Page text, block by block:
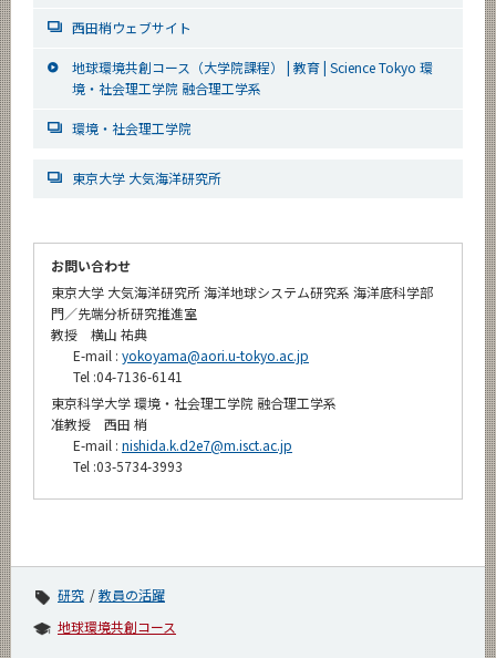
西田梢ウェブサイト
地球環境共創コース（大学院課程） | 教育 | Science Tokyo 環
境・社会理工学院 融合理工学系
環境・社会理工学院
東京大学 大気海洋研究所
お問い合わせ
東京大学 大気海洋研究所 海洋地球システム研究系 海洋底科学部
門／先端分析研究推進室
教授 横山 祐典
E-mail : yokoyama@aori.u-tokyo.ac.jp
Tel :04-7136-6141
東京科学大学 環境・社会理工学院 融合理工学系
准教授 西田 梢
E-mail : nishida.k.d2e7@m.isct.ac.jp
Tel :03-5734-3993
研究
教員の活躍
地球環境共創コース